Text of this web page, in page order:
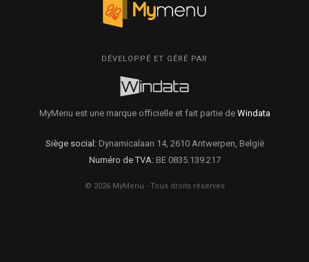
DÉVELOPPÉ ET GÉRÉ PAR
MyMenu est une marque officielle et fait partie de Windata
Siège social:Dynamicalaan 14, 2610 Antwerpen, België
Numéro de TVA:BE 0835.139.217
© 2026 MyMenu - Tous droits réservés